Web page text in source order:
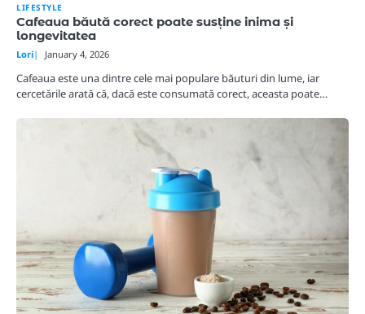
LIFESTYLE
Cafeaua băută corect poate susține inima și
longevitatea
Lori January 4, 2026
Cafeaua este una dintre cele mai populare băuturi din lume, iar
cercetările arată că, dacă este consumată corect, aceasta poate…